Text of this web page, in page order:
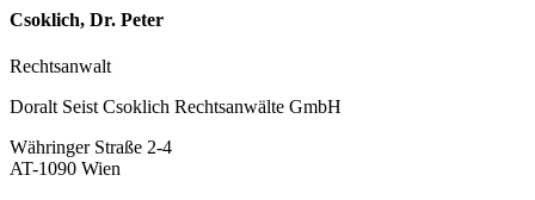
Csoklich, Dr. Peter
Rechtsanwalt
Doralt Seist Csoklich Rechtsanwälte GmbH
Währinger Straße 2-4
AT-1090 Wien